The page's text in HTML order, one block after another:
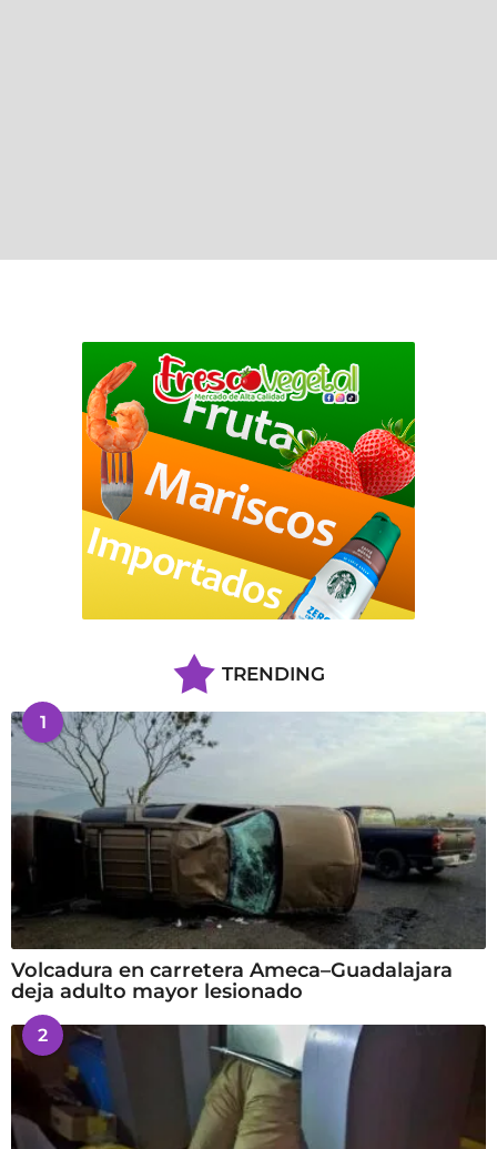
TRENDING
1
Volcadura en carretera Ameca–Guadalajara
deja adulto mayor lesionado
2